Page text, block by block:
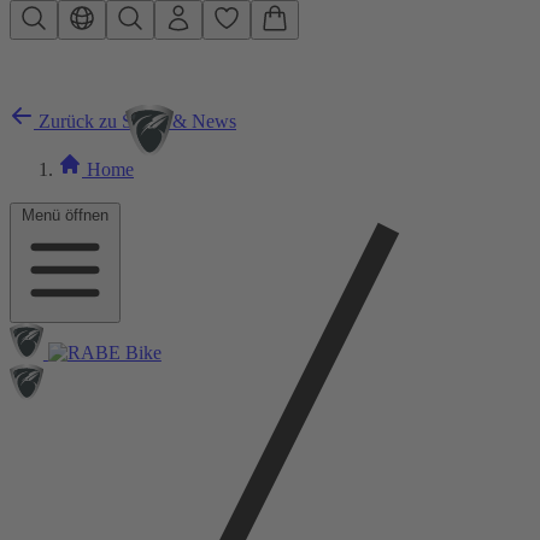
Zum Hauptinhalt springen
Menü öffnen
Zurück zu Szene & News
Home